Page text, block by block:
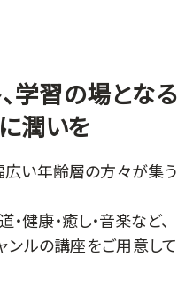
学習の場となる
潤いを
広い年齢層の方々が集う
・健康・癒し・音楽など、
ルの講座をご用意して